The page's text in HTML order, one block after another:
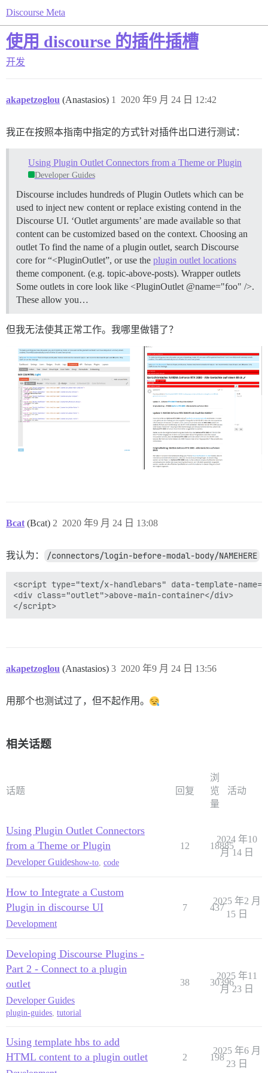
Discourse Meta
使用 discourse 的插件插槽
开发
akapetzoglou (Anastasios) 2020 年9 月 24 日 12:42
1
我正在按照本指南中指定的方式针对插件出口进行测试：
Using Plugin Outlet Connectors from a Theme or Plugin
Developer Guides
Discourse includes hundreds of Plugin Outlets which can be
used to inject new content or replace existing contend in the
Discourse UI. ‘Outlet arguments’ are made available so that
content can be customized based on the context. Choosing an
outlet To find the name of a plugin outlet, search Discourse
core for “<PluginOutlet”, or use the plugin outlet locations
theme component. (e.g. topic-above-posts). Wrapper outlets
Some outlets in core look like <PluginOutlet @name="foo" />.
These allow you…
但我无法使其正常工作。我哪里做错了？
Bcat (Bcat) 2020 年9 月 24 日 13:08
2
我认为： /connectors/login-before-modal-body/NAMEHERE
<script type="text/x-handlebars" data-template-
<div class="outlet">above-main-container</div>
akapetzoglou (Anastasios) 2020 年9 月 24 日 13:56
3
用那个也测试过了，但不起作用。
相关话题
话题 回复
浏
览
量
活动
Using Plugin Outlet Connectors
from a Theme or Plugin
Developer Guideshow-to code
12 18885
2024 年10
月 14 日
How to Integrate a Custom
Plugin in discourse UI
Development
7 437
2025 年2 月
15 日
Developing Discourse Plugins -
Part 2 - Connect to a plugin
outlet
Developer Guides
plugin-guides, tutorial
38 30396
2025 年11
月 23 日
Using template hbs to add
HTML content to a plugin outlet
2 198
2025 年6 月
23 日